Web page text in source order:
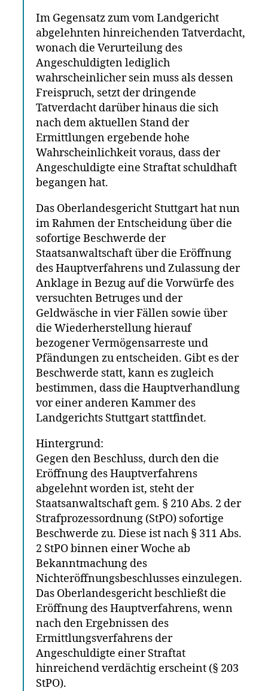
Im Gegensatz zum vom Landgericht
abgelehnten hinreichenden Tatverdacht,
wonach die Verurteilung des
Angeschuldigten lediglich
wahrscheinlicher sein muss als dessen
Freispruch, setzt der dringende
Tatverdacht darüber hinaus die sich
nach dem aktuellen Stand der
Ermittlungen ergebende hohe
Wahrscheinlichkeit voraus, dass der
Angeschuldigte eine Straftat schuldhaft
begangen hat.
Das Oberlandesgericht Stuttgart hat nun
im Rahmen der Entscheidung über die
sofortige Beschwerde der
Staatsanwaltschaft über die Eröffnung
des Hauptverfahrens und Zulassung der
Anklage in Bezug auf die Vorwürfe des
versuchten Betruges und der
Geldwäsche in vier Fällen sowie über
die Wiederherstellung hierauf
bezogener Vermögensarreste und
Pfändungen zu entscheiden. Gibt es der
Beschwerde statt, kann es zugleich
bestimmen, dass die Hauptverhandlung
vor einer anderen Kammer des
Landgerichts Stuttgart stattfindet.
Hintergrund:
Gegen den Beschluss, durch den die
Eröffnung des Hauptverfahrens
abgelehnt worden ist, steht der
Staatsanwaltschaft gem. § 210 Abs. 2 der
Strafprozessordnung (StPO) sofortige
Beschwerde zu. Diese ist nach § 311 Abs.
2 StPO binnen einer Woche ab
Bekanntmachung des
Nichteröffnungsbeschlusses einzulegen.
Das Oberlandesgericht beschließt die
Eröffnung des Hauptverfahrens, wenn
nach den Ergebnissen des
Ermittlungsverfahrens der
Angeschuldigte einer Straftat
hinreichend verdächtig erscheint (§ 203
StPO).